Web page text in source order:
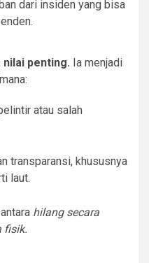
dari insiden yang bisa
penting. Ia menjadi
atau salah
transparansi, khususnya
laut.
hilang secara
fisik.